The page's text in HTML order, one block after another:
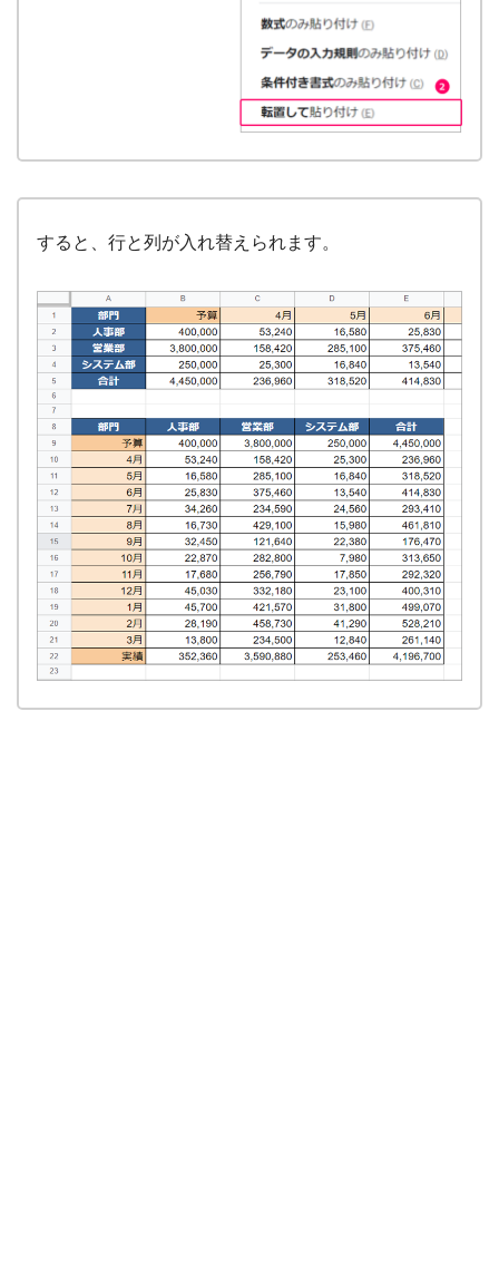
すると、行と列が入れ替えられます。